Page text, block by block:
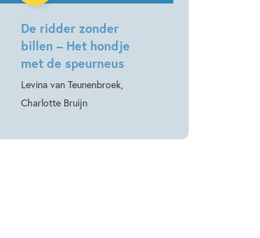
De ridder zonder
billen – Het hondje
met de speurneus
Levina van Teunenbroek,
Charlotte Bruijn